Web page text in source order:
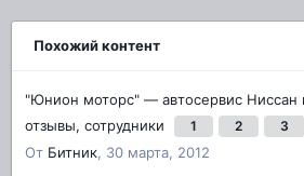
Похожий контент
"Юнион моторс" — автосервис Ниссан
отзывы, сотрудники
1 2 3
От Битник, 30 марта, 2012